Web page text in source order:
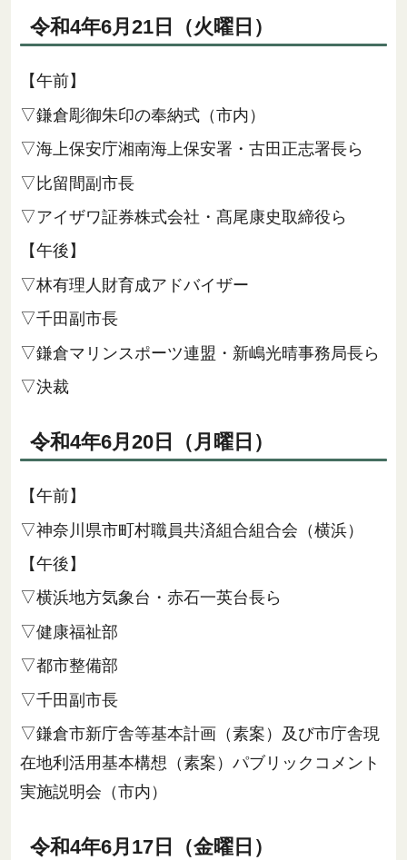
令和4年6月21日（火曜日）
【午前】
▽鎌倉彫御朱印の奉納式（市内）
▽海上保安庁湘南海上保安署・古田正志署長ら
▽比留間副市長
▽アイザワ証券株式会社・髙尾康史取締役ら
【午後】
▽林有理人財育成アドバイザー
▽千田副市長
▽鎌倉マリンスポーツ連盟・新嶋光晴事務局長ら
▽決裁
令和4年6月20日（月曜日）
【午前】
▽神奈川県市町村職員共済組合組合会（横浜）
【午後】
▽横浜地方気象台・赤石一英台長ら
▽健康福祉部
▽都市整備部
▽千田副市長
▽鎌倉市新庁舎等基本計画（素案）及び市庁舎現
在地利活用基本構想（素案）パブリックコメント
実施説明会（市内）
令和4年6月17日（金曜日）